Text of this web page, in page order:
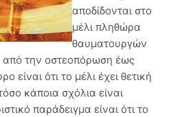
αποδίδονται στο
μέλι πληθώρα
θαυματουργών
από την οστεοπόρωση έως
είναι ότι το μέλι έχει θετική
κάποια σχόλια είναι
παράδειγμα είναι ότι το